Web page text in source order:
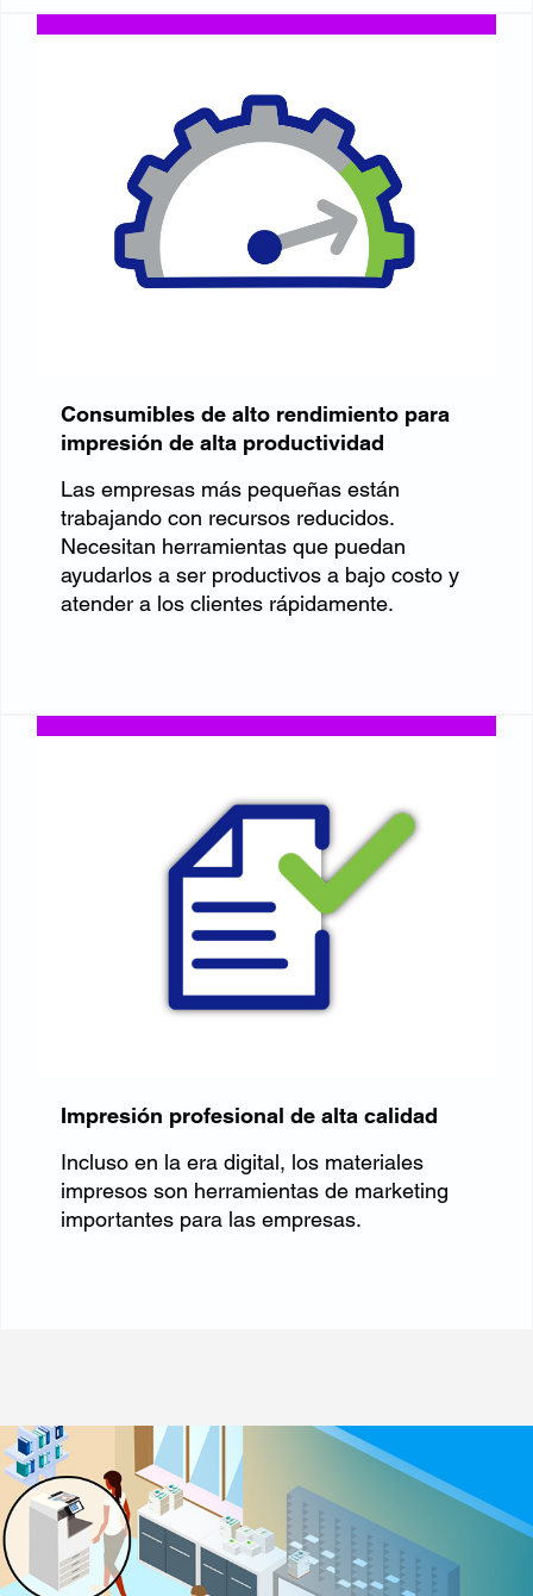
Consumibles de alto rendimiento para
impresión de alta productividad
Las empresas más pequeñas están
trabajando con recursos reducidos.
Necesitan herramientas que puedan
ayudarlos a ser productivos a bajo costo y
atender a los clientes rápidamente.
Impresión profesional de alta calidad
Incluso en la era digital, los materiales
impresos son herramientas de marketing
importantes para las empresas.